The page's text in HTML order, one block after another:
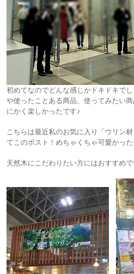
初めてなのでどんな感じかドキドキで
や使ったことある商品、使ってみたい
にかく楽しかったです♪
こちらは最近私のお気に入り「ウリン
てこのポスト！めちゃくちゃ可愛かった
天然木にこだわりたい方にはおすすめで